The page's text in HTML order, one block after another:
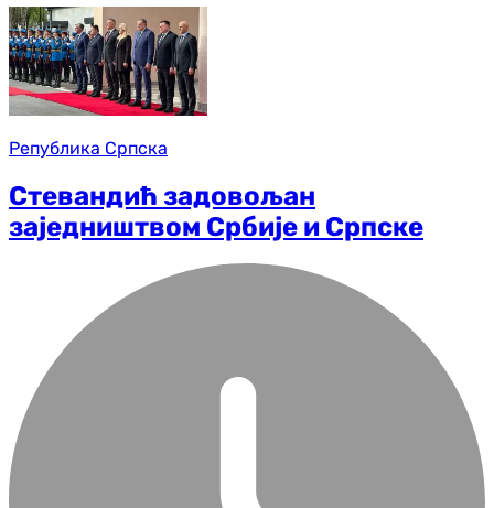
Република Српска
Стевандић задовољан
заједништвом Србије и Српске